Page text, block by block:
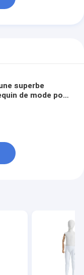
superbe
de mode pour